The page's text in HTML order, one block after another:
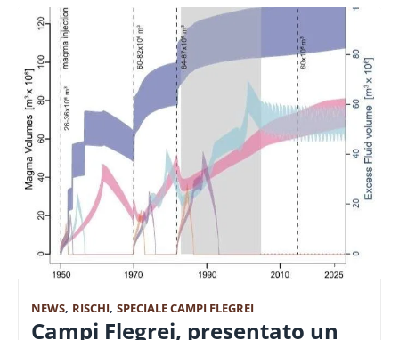
NEWS, RISCHI, SPECIALE CAMPI FLEGREI
Campi Flegrei, presentato un